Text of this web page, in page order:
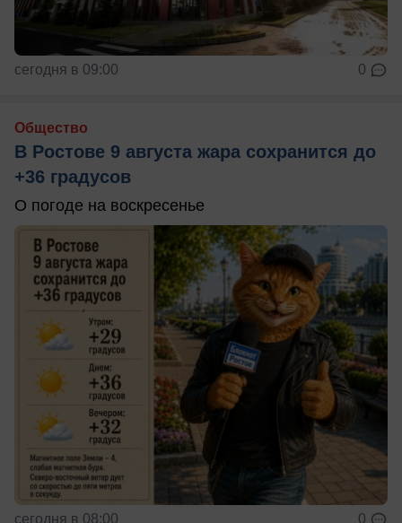
сегодня в 09:00 0
Общество
В Ростове 9 августа жара сохранится до
+36 градусов
О погоде на воскресенье
сегодня в 08:00 0